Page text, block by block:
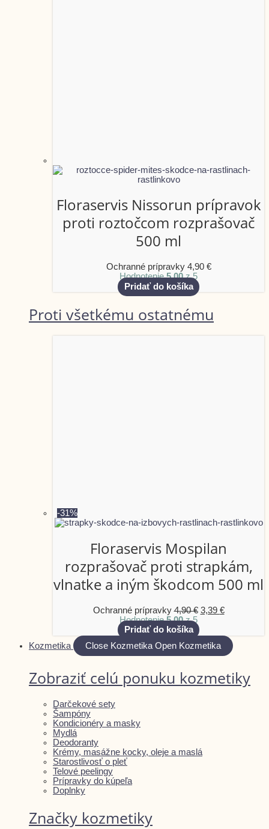
Floraservis Nissorun prípravok
proti roztočcom rozprašovač
500 ml
Ochranné prípravky 4,90 €
Hodnotenie5.00z 5
Pridať do košíka
Proti všetkému ostatnému
-31%
Floraservis Mospilan
rozprašovač proti strapkám,
vlnatke a iným škodcom 500 ml
Ochranné prípravky4,90€ 3,39 €
Hodnotenie5.00z 5
Pridať do košíka
Kozmetika
Close Kozmetika Open Kozmetika
Zobraziť celú ponuku kozmetiky
Darčekové sety
Šampóny
Kondicionéry a masky
Mydlá
Deodoranty
Krémy, masážne kocky, oleje a maslá
Starostlivosť o pleť
Telové peelingy
Prípravky do kúpeľa
Doplnky
Značky kozmetiky